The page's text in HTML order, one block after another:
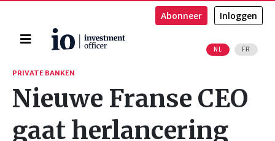
Home
NL FR
Abonneer Inloggen
Zoeken
PRIVATE BANKEN
Nieuwe Franse CEO
gaat herlancering